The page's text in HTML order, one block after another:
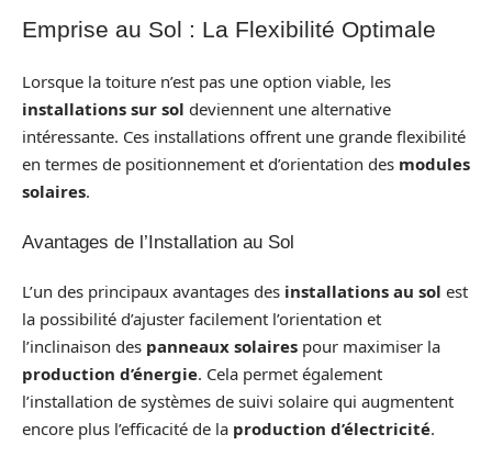
Emprise au Sol : La Flexibilité Optimale
Lorsque la toiture n’est pas une option viable, les
installations sur sol deviennent une alternative
intéressante. Ces installations offrent une grande flexibilité
en termes de positionnement et d’orientation des modules
solaires.
Avantages de l’Installation au Sol
L’un des principaux avantages des installations au sol est
la possibilité d’ajuster facilement l’orientation et
l’inclinaison des panneaux solaires pour maximiser la
production d’énergie. Cela permet également
l’installation de systèmes de suivi solaire qui augmentent
encore plus l’efficacité de la production d’électricité.